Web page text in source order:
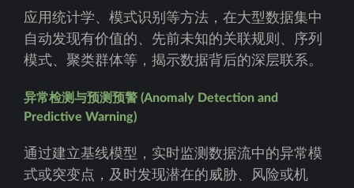
应用统计学、模式识别等方法，在大型数据集中
自动发现有价值的、先前未知的关联规则、序列
模式、聚类群体等，揭示数据背后的深层联系。
异常检测与预测预警 (Anomaly Detection and
Predictive Warning)
通过建立基线模型，实时监测数据流中的异常模
式或突变点，及时发现潜在的威胁、风险或机